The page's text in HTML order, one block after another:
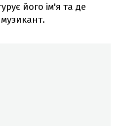
його ім'я та де